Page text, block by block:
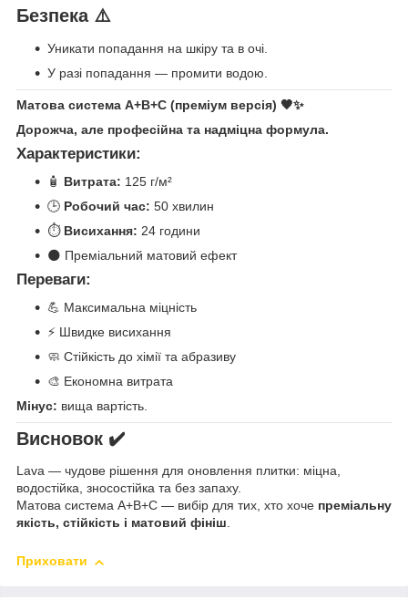
Безпека ⚠️
Уникати попадання на шкіру та в очі.
У разі попадання — промити водою.
Матова система A+B+C (преміум версія) 🖤✨
Дорожча, але професійна та надміцна формула.
Характеристики:
🧴 Витрата: 125 г/м²
🕒 Робочий час: 50 хвилин
⏱️ Висихання: 24 години
🌑 Преміальний матовий ефект
Переваги:
💪 Максимальна міцність
⚡ Швидке висихання
🧼 Стійкість до хімії та абразиву
🎨 Економна витрата
Мінус: вища вартість.
Висновок ✔️
Lava — чудове рішення для оновлення плитки: міцна,
водостійка, зносостійка та без запаху.
Матова система A+B+C — вибір для тих, хто хоче преміальну
якість, стійкість і матовий фініш.
Приховати